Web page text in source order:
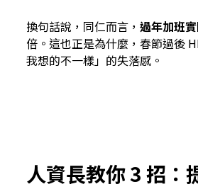
換句話說，同仁而言， 過年加班
倍。這也正是為什麼，春節過後
我想的不一樣」的失落感。
人資長教你 3 招：